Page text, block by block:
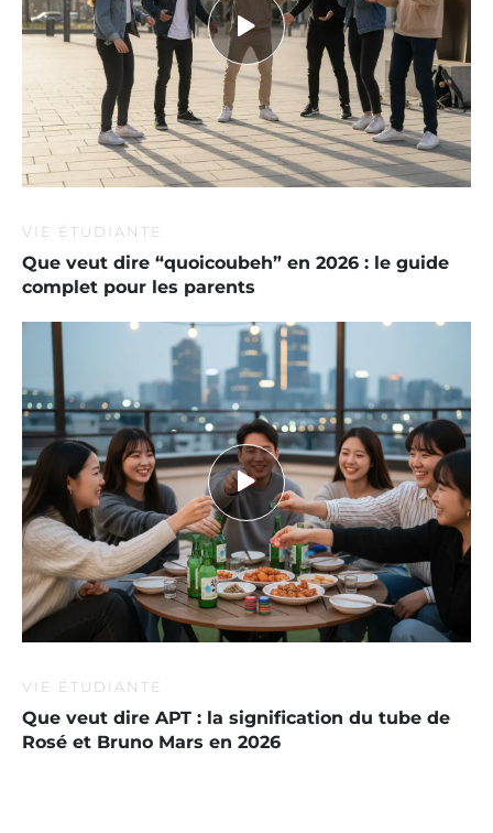
VIE ÉTUDIANTE
Que veut dire “quoicoubeh” en 2026 : le guide
complet pour les parents
VIE ÉTUDIANTE
Que veut dire APT : la signification du tube de
Rosé et Bruno Mars en 2026